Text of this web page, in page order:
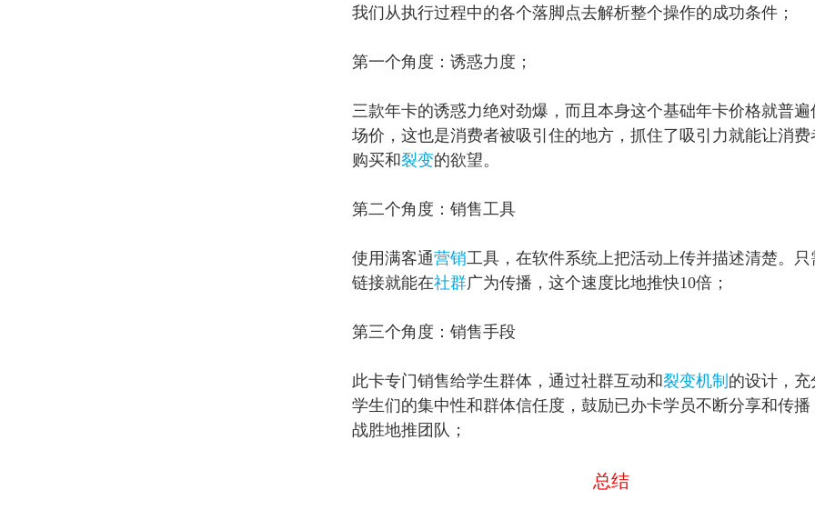
我们从执行过程中的各个落脚点去解析整个操作的成功条件；
第一个角度：诱惑力度；
三款年卡的诱惑力绝对劲爆，而且本身这个基础年卡价格就普遍
场价，这也是消费者被吸引住的地方，抓住了吸引力就能让消费
购买和裂变的欲望。
第二个角度：销售工具
使用满客通营销工具，在软件系统上把活动上传并描述清楚。只
链接就能在社群广为传播，这个速度比地推快10倍；
第三个角度：销售手段
此卡专门销售给学生群体，通过社群互动和裂变机制 的设计，充
学生们的集中性和群体信任度， 鼓励已办卡学员不断分享和传播
战胜地推团队；
总结